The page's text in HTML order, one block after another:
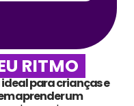
RITMO
para crianças e
aprender um